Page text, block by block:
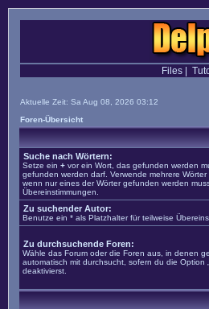
Files|
Aktuelle Zeit: Sa Aug 08, 2026 03:12
Foren-Übersicht
Suche nach Wörtern:
Setze ein + vor ein Wort, das gefunden werden
gefunden werden darf. Verwende mehrere
wenn nur eines der Wörter gefunden werden
Übereinstimmungen.
Zu suchender Autor:
Benutze ein * als Platzhalter für teilweise
Zu durchsuchende Foren:
Wähle das Forum oder die Foren aus, in denen
automatisch mit durchsucht, sofern du die Option
deaktivierst.